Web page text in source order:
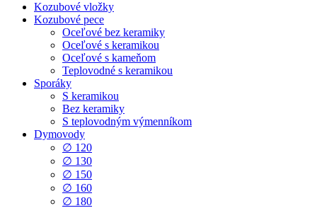
Kozubové vložky
Kozubové pece
Oceľové bez keramiky
Oceľové s keramikou
Oceľové s kameňom
Teplovodné s keramikou
Sporáky
S keramikou
Bez keramiky
S teplovodným výmenníkom
Dymovody
∅ 120
∅ 130
∅ 150
∅ 160
∅ 180